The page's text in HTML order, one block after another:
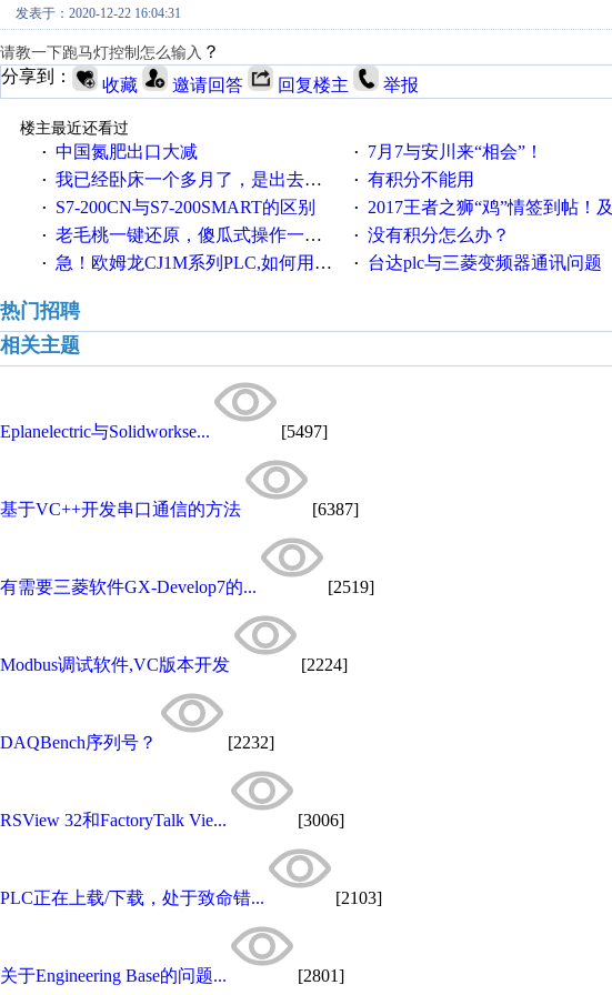
发表于：2020-12-22 16:04:31
请教一下跑马灯控制怎么输入 ？
分享到：
收藏 邀请回答 回复楼主 举报
楼主最近还看过
· 中国氮肥出口大减 · 7月7与安川来“相会”！
· 我已经卧床一个多月了，是出去安装机械手在高速遭遇车祸所致:大家工作都要特别注意啊 · 有积分不能用
· S7-200CN与S7-200SMART的区别 · 2017王者之狮“鸡”情签到帖！及时更新在线研讨会预告
· 老毛桃一键还原，傻瓜式操作一键轻松备份还原；程序为向导式安装，一键即可实现自动备份或还原系统。 · 没有积分怎么办？
· 急！欧姆龙CJ1M系列PLC,如何用时间控制变频器。要求时间在组态王中可以自由输入！拜托各位大神了！ · 台达plc与三菱变频器通讯问题
热门招聘
相关主题
Eplanelectric与Solidworkse... [5497]
基于VC++开发串口通信的方法 [6387]
有需要三菱软件GX-Develop7的... [2519]
Modbus调试软件,VC版本开发 [2224]
DAQBench序列号？ [2232]
RSView 32和FactoryTalk Vie... [3006]
PLC正在上载/下载，处于致命错... [2103]
关于Engineering Base的问题... [2801]